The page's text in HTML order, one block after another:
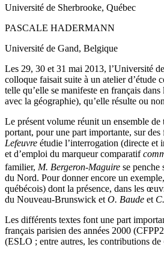
Université de Sherbrooke, Québec
PASCALE HADERMANN
Université de Gand, Belgique
Les 29, 30 et 31 mai 2013, l’Université
colloque faisait suite à un atelier d’étude
telle qu’elle se manifeste en français
avec la géographie), qu’elle résulte ou
Le présent volume réunit un ensemble
portant, pour une part importante, sur
Lefeuvre étudie l’interrogation (directe et
et d’emploi du marqueur comparatif
familier, M. Bergeron-Maguire se penche
du Nord. Pour donner encore un exemple,
québécois) dont la présence, dans les
du Nouveau-Brunswick et O. Baude et
Les différents textes font une part
français parisien des années 2000
(ESLO ; entre autres, les contributions de